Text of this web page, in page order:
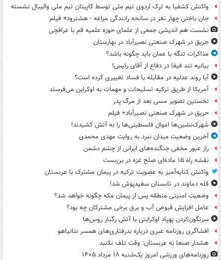
واکنش کشفیا به ترک اردوی تیم ملی توسط کاپیتان تیم ملی والیبال نشسته
جان باختن چهار نفر در سانحه رانندگی مراغه - هشترود+ فیلم
نشست هم اندیشی جمعی از علمای حوزه علمیه قم با عراقچی
حریق در شهرک صنعتی نصیرآباد در بهارستان
مذاکرات تنگه با عمان باید چگونه باشد؟
بیانیه تند فیفا در دفاع از آقای رئیس!
آیا روند عدلیه در مقابله با فساد تغییری کرده است؟
آمریکا از طریق ترکیه تسلیحات و مهمات به اوکراین می‌فرستد
نخستین تصویر مسی بعد از مرگ پدر
حریق در شهرک صنعتی نصیرآباد+ فیلم
شهرک‌نشین‌ها اموال فلسطینی‌ها را به آتش کشیدند!
آخرین وضعیت میدان نبرد به روایت مهدی محمدی
راز عبور مخفی جنگنده‌های ایرانی از چشم دشمن
نقشه راه ۱۵ ماده‌ای صلح غزه در بن‌بست
واکنش کنایه‌آمیز به عضویت ترکیه در پیمان مشترک با عربستان
قله دماوند در تابستان سفیدپوش شد!
وضعیت امنیتی منطقه پس از پیمان مکه چگونه خواهد شد؟
عامل افزایش قبوض آب و برق برخی مشترکان چه بود؟
سرنگون‌کردن پهپاد اوکراینی با آتش رگبار روس‌ها
افشاگری روزنامه عبری درباره بدرفتاری‌های همسر نتانیاهو
هشدار صنعا به عربستان: وقت تلف نکنید
روزنامه‌های ورزشی امروز یک‌شنبه ۱۸ مرداد ۱۴۰۵